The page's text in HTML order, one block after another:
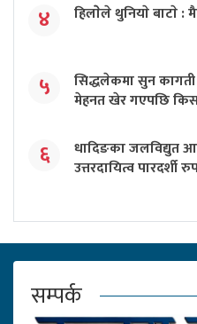
४ हिलाेेले थुनियाे बाटाे :
५
सिद्धलेकमा सुन कागती
मेहनत खेर गएपछि
६
धादिङका जलविद्युत
उत्तरदायित्व पारदर्शी
सम्पर्क